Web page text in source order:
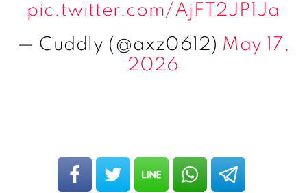
pic.twitter.com/AjFT2JP1Ja
— Cuddly (@axz0612) May 17,
2026